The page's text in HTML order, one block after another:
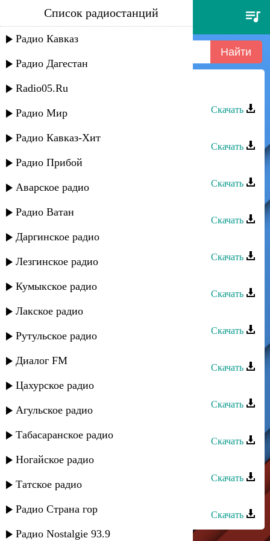
юсиф агиваев - ез йор
нивадарай
Список радиостанций
Радио Кавказ
Радио Дагестан
Radio05.Ru
Радио Мир
Радио Кавказ-Хит
Радио Прибой
Аварское радио
Радио Ватан
Даргинское радио
Лезгинское радио
Кумыкское радио
Лакское радио
Рутульское радио
Диалог FM
Цахурское радио
Агульское радио
Табасаранское радио
Ногайское радио
Татское радио
Радио Страна гор
Радио Nostalgie 93.9
Юсиф Агиваев - Ез йор нивадарай
Скачать
Скачать
Юсиф Агиваев - Дедей
Скачать
Скачать
Юсиф Агиваев - Джон дедей
Скачать
Скачать
Юсиф Агиваев - Талхум
Скачать
Скачать
Илья Агиваев - Е муд дери
Скачать
Скачать
Илья Агиваев - Йовош бош
Скачать
Скачать